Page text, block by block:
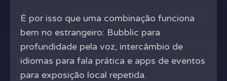
É por isso que uma combinação funciona
bem no estrangeiro: Bubblic para
profundidade pela voz, intercâmbio de
idiomas para fala prática e apps de eventos
para exposição local repetida.